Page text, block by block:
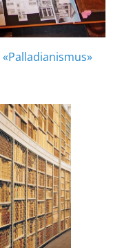
«Palladianismus»